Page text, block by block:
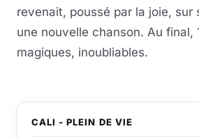
revenait, poussé par la joie, sur
une nouvelle chanson. Au final,
magiques, inoubliables.
CALI - PLEIN DE VIE